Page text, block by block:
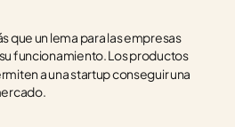
que un lema para las empresas
funcionamiento. Los productos
a una startup conseguir una